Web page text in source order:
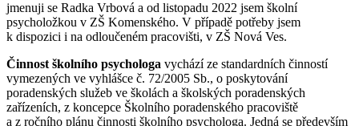
jmenuji se Radka Vrbová a od listopadu 2022 jsem školní
psycholožkou v ZŠ Komenského. V případě potřeby jsem
k dispozici i na odloučeném pracovišti, v ZŠ Nová Ves.
Činnost školního psychologa vychází ze standardních činností
vymezených ve vyhlášce č. 72/2005 Sb., o poskytování
poradenských služeb ve školách a školských poradenských
zařízeních, z koncepce Školního poradenského pracoviště
a z ročního plánu činnosti školního psychologa. Jedná se především